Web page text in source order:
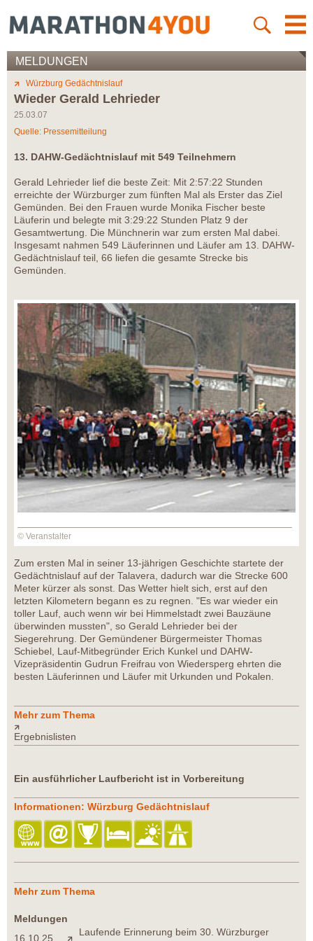
MELDUNGEN
Würzburg Gedächtnislauf
Wieder Gerald Lehrieder
25.03.07
Quelle: Pressemitteilung
13. DAHW-Gedächtnislauf mit 549 Teilnehmern
Gerald Lehrieder lief die beste Zeit: Mit 2:57:22 Stunden
erreichte der Würzburger zum fünften Mal als Erster das Ziel
Gemünden. Bei den Frauen wurde Monika Fischer beste
Läuferin und belegte mit 3:29:22 Stunden Platz 9 der
Gesamtwertung. Die Münchnerin war zum ersten Mal dabei.
Insgesamt nahmen 549 Läuferinnen und Läufer am 13. DAHW-
Gedächtnislauf teil, 66 liefen die gesamte Strecke bis
Gemünden.
© Veranstalter
Zum ersten Mal in seiner 13-jährigen Geschichte startete der
Gedächtnislauf auf der Talavera, dadurch war die Strecke 600
Meter kürzer als sonst. Das Wetter hielt sich, erst auf den
letzten Kilometern begann es zu regnen. "Es war wieder ein
toller Lauf, auch wenn wir bei Himmelstadt zwei Bauzäune
überwinden mussten", so Gerald Lehrieder bei der
Siegerehrung. Der Gemündener Bürgermeister Thomas
Schiebel, Lauf-Mitbegründer Erich Kunkel und DAHW-
Vizepräsidentin Gudrun Freifrau von Wiedersperg ehrten die
besten Läuferinnen und Läufer mit Urkunden und Pokalen.
Mehr zum Thema
Ergebnislisten
Ein ausführlicher Laufbericht ist in Vorbereitung
Informationen: Würzburg Gedächtnislauf
Mehr zum Thema
Meldungen
16.10.25
Laufende Erinnerung beim 30. Würzburger